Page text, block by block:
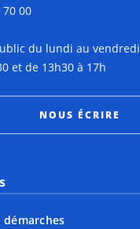
70 00
du lundi au vendredi
et de 13h30 à 17h
NOUS ÉCRIRE
démarches